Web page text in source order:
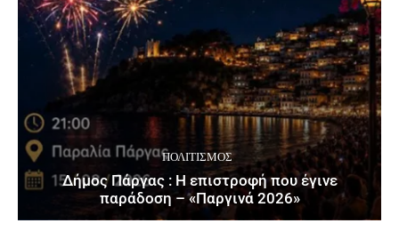
ΠΟΛΙΤΙΣΜΌΣ
Δήμος Πάργας : Η επιστροφή που έγινε
παράδοση – «Παργινά 2026»